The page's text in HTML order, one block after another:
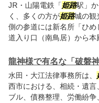
JR・山陽電鉄「姫路駅」
く、多くの方が姫路城の観
側の参道には新名所「ひ
道入り口（南鳥居）から本
龍神様で有名な「破磐神
水田・大江法律事務所は、
西市における、相続・遺
ブル、債務整理、労働紛